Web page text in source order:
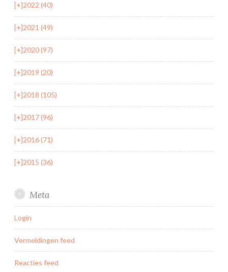
[+]2022 (40)
[+]2021 (49)
[+]2020 (97)
[+]2019 (20)
[+]2018 (105)
[+]2017 (96)
[+]2016 (71)
[+]2015 (36)
Meta
Login
Vermeldingen feed
Reacties feed